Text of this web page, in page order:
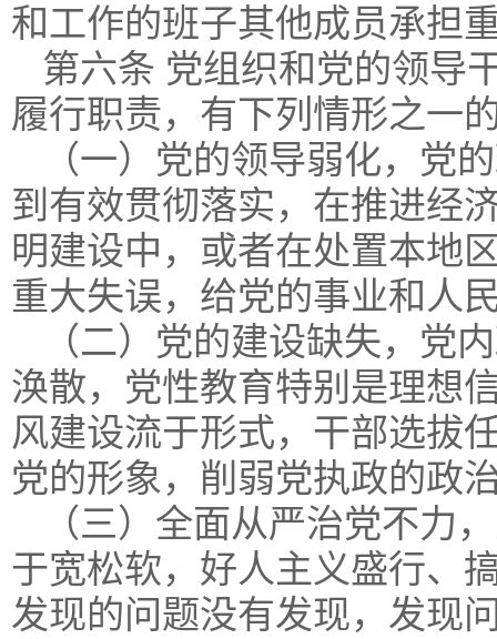
和工作的班子其他成员承担
第六条 党组织和党的领导
履行职责，有下列情形之一
（一）党的领导弱化，党
到有效贯彻落实，在推进经
明建设中，或者在处置本地
重大失误，给党的事业和人
（二）党的建设缺失，党
涣散，党性教育特别是理想
风建设流于形式，干部选拔
党的形象，削弱党执政的政
（三）全面从严治党不力
于宽松软，好人主义盛行、
发现的问题没有发现，发现